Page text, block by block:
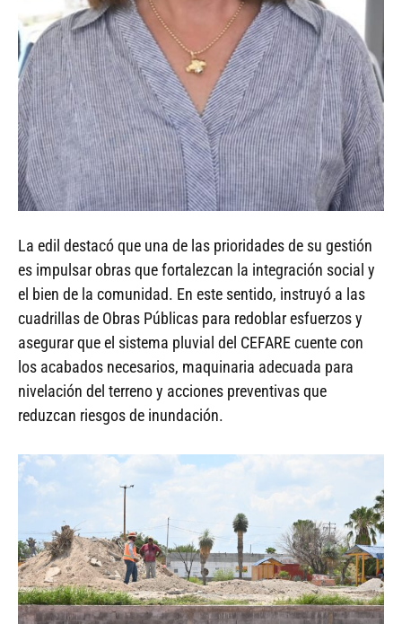
La edil destacó que una de las prioridades de su gestión
es impulsar obras que fortalezcan la integración social y
el bien de la comunidad. En este sentido, instruyó a las
cuadrillas de Obras Públicas para redoblar esfuerzos y
asegurar que el sistema pluvial del CEFARE cuente con
los acabados necesarios, maquinaria adecuada para
nivelación del terreno y acciones preventivas que
reduzcan riesgos de inundación.